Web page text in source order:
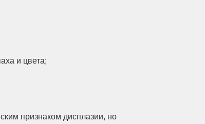
и цвета;
признаком дисплазии, но